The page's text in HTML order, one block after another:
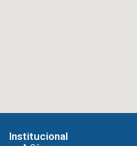
Institucional